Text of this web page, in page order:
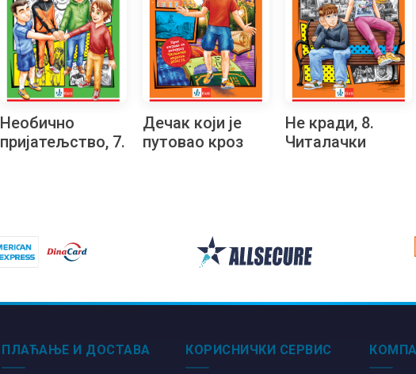
Необично
пријатељство, 7.
Дечак који је
путовао кроз
Не кради, 8.
Читалачки
ПЛАЋАЊЕ И ДОСТАВА КОРИСНИЧКИ СЕРВИС